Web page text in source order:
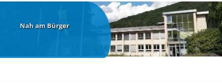
Nah am Bürger